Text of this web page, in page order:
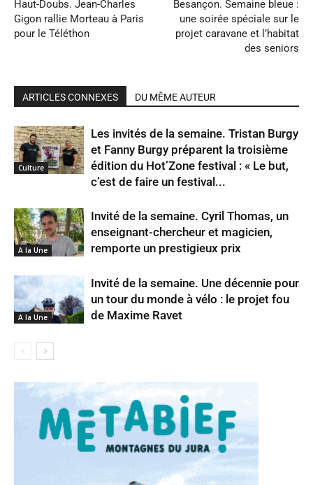
Haut-Doubs. Jean-Charles
Gigon rallie Morteau à Paris
pour le Téléthon
Besançon. Semaine bleue :
une soirée spéciale sur le
projet caravane et l’habitat
des seniors
ARTICLES CONNEXES DU MÊME AUTEUR
Culture
Les invités de la semaine. Tristan Burgy
et Fanny Burgy préparent la troisième
édition du Hot’Zone festival : « Le but,
c’est de faire un festival...
A la Une
Invité de la semaine. Cyril Thomas, un
enseignant-chercheur et magicien,
remporte un prestigieux prix
A la Une
Invité de la semaine. Une décennie pour
un tour du monde à vélo : le projet fou
de Maxime Ravet